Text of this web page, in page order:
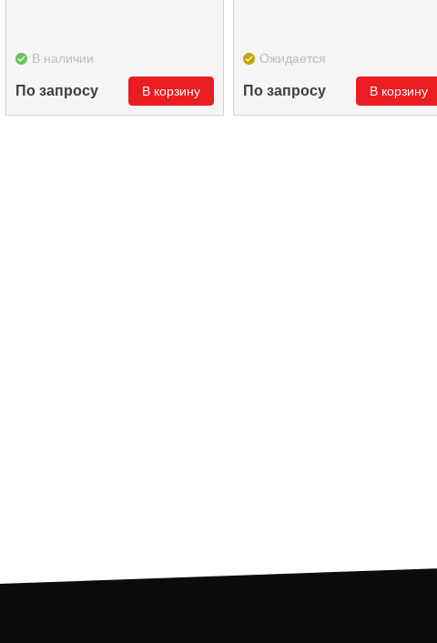
В наличии
По запросу В корзину
Ожидается
По запросу В корзину